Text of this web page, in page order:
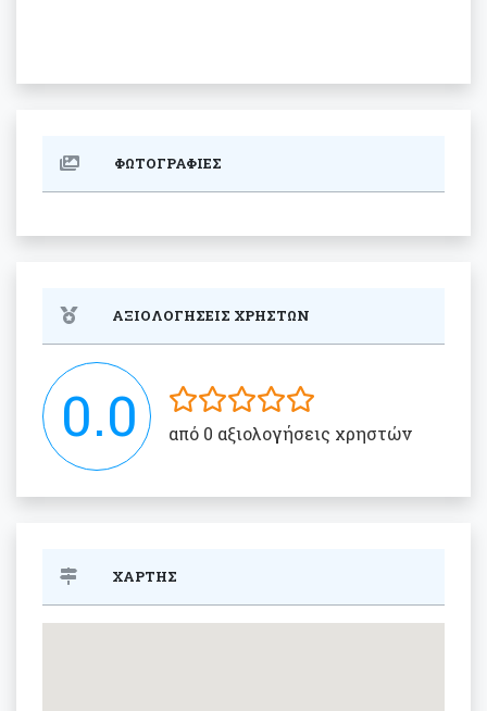
ΦΩΤΟΓΡΑΦΙΕΣ
ΑΞΙΟΛΟΓΗΣΕΙΣ ΧΡΗΣΤΩΝ
0.0 από 0 αξιολογήσεις χρηστών
ΧΑΡΤΗΣ